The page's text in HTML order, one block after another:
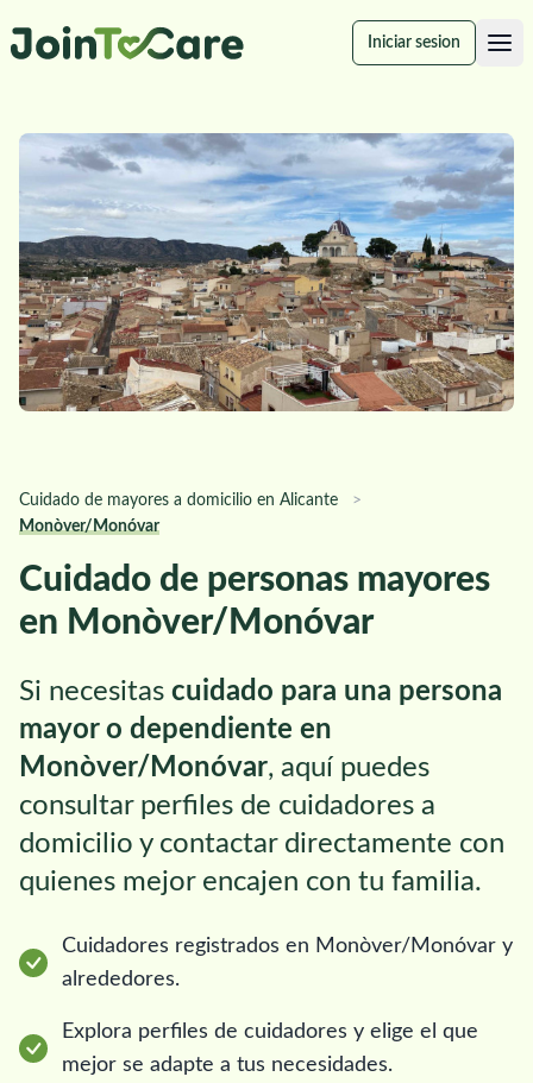
Iniciar sesion
Cuidado de mayores a domicilio en Alicante
>
Monòver/Monóvar
Cuidado de personas mayores
en Monòver/Monóvar
Si necesitas cuidado para una persona
mayor o dependiente en
Monòver/Monóvar, aquí puedes
consultar perfiles de cuidadores a
domicilio y contactar directamente con
quienes mejor encajen con tu familia.
Cuidadores registrados en Monòver/Monóvar y
alrededores.
Explora perfiles de cuidadores y elige el que
mejor se adapte a tus necesidades.